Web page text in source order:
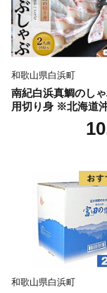
和歌山県白浜町
南紀白浜真鯛のし
用切り身 ※北海道
和歌山県白浜町